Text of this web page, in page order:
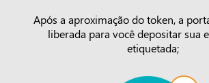
Após a aproximação do token, a
liberada para você depositar sua
etiquetada;